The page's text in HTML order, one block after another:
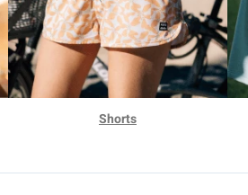
Shorts